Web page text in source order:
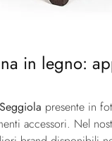
in legno:
presente in
accessori. Nel